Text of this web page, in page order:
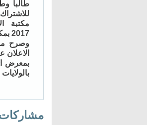
طالبا
مكتبة
2017 بمكتبة الإسكندرية.
وصرح
الاعلان
بمعرض
بالولايات
مشاركات